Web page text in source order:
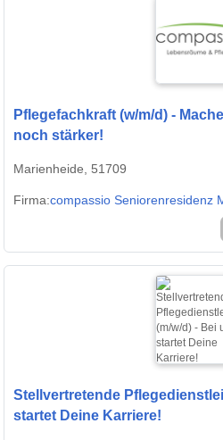
Pflegefachkraft (w/m/d) -
noch stärker!
Marienheide, 51709
Firma:compassio Seniorenresidenz
Stellvertretende
startet Deine Karriere!